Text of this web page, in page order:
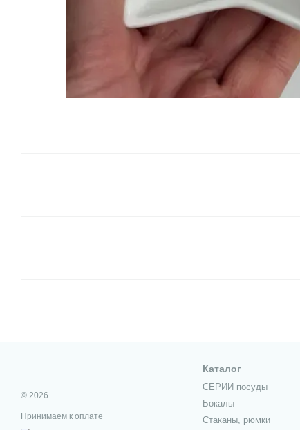
© 2026
Принимаем к оплате
Каталог
СЕРИИ посуды
Бокалы
Стаканы, рюмки